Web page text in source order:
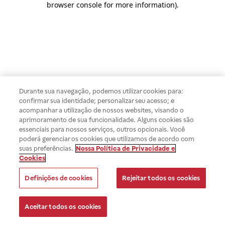
browser console for more information).
Durante sua navegação, podemos utilizar cookies para:
confirmar sua identidade; personalizar seu acesso; e
acompanhar a utilização de nossos websites, visando o
aprimoramento de sua funcionalidade. Alguns cookies são
essenciais para nossos serviços, outros opcionais. Você
poderá gerenciar os cookies que utilizamos de acordo com
suas preferências. Nossa Política de Privacidade e
Cookies
Definições de cookies Rejeitar todos os cookies
Aceitar todos os cookies